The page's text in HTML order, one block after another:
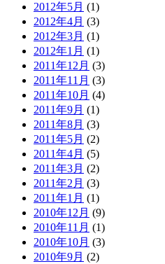
2012年5月 (1)
2012年4月 (3)
2012年3月 (1)
2012年1月 (1)
2011年12月 (3)
2011年11月 (3)
2011年10月 (4)
2011年9月 (1)
2011年8月 (3)
2011年5月 (2)
2011年4月 (5)
2011年3月 (2)
2011年2月 (3)
2011年1月 (1)
2010年12月 (9)
2010年11月 (1)
2010年10月 (3)
2010年9月 (2)